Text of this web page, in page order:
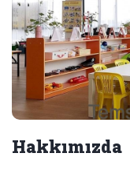
Hakkımızda